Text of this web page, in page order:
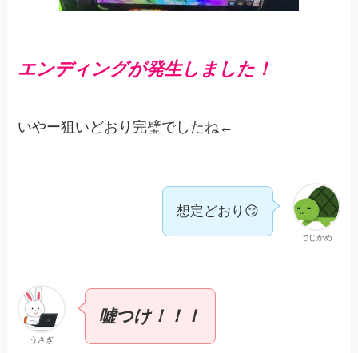
エンディングが発生しました！
いやー狙いどおり完璧でしたね←
でじかめ
想定どおり😏
うさぎ
嘘つけ！！！